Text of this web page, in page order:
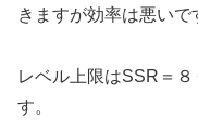
きますが効率は悪いで
レベル上限はSSR＝
す。